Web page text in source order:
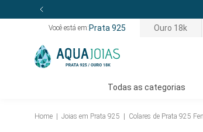
Você está em: Prata 925 Ouro 18k
Todas as categorias
Home | Joias em Prata 925 | Colares de Prata 925